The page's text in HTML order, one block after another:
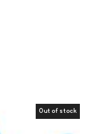
Out of stock